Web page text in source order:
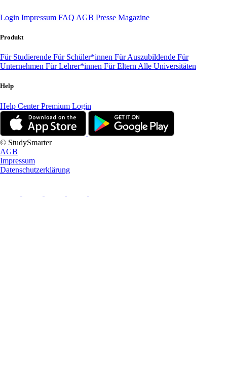
Login Impressum FAQ AGB Presse Magazine
Produkt
Für Studierende Für Schüler*innen Für Auszubildende Für
Unternehmen Für Lehrer*innen Für Eltern Alle Universitäten
Help
Help CenterPremium Login
© StudySmarter
AGB
Impressum
Datenschutzerklärung